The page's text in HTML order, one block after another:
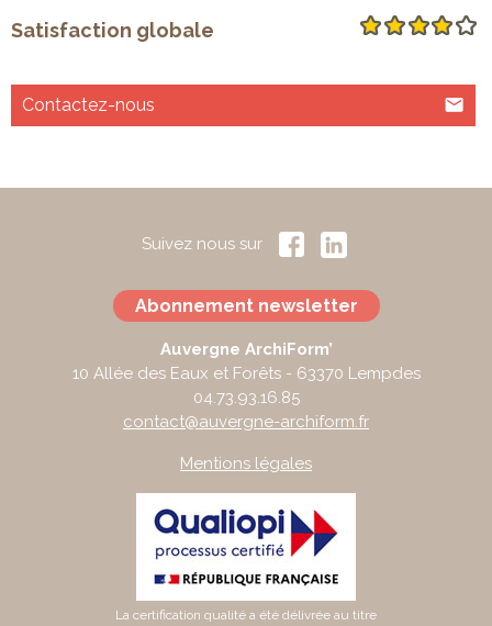
Satisfaction globale
Contactez-nous
Suivez nous sur
Abonnement newsletter
Auvergne ArchiForm’
10 Allée des Eaux et Forêts - 63370 Lempdes
04.73.93.16.85
contact@auvergne-archiform.fr
Mentions légales
La certification qualité a été délivrée au titre